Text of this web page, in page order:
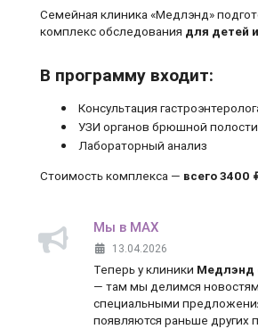
Семейная клиника «Медлэнд»
комплекс обследования для детей
В программу входит:
Консультация
УЗИ органов брюшной
Лабораторный анализ
Стоимость комплекса — всего 3400
Мы в MAX
13.04.2026
Теперь у клиники Медлэнд
— там мы делимся
специальными
появляются раньше других